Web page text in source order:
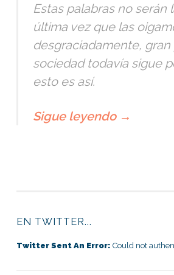
Estas palabras no serán
última vez que las
desgraciadamente,
sociedad todavía sigue
esto es así.
Sigue leyendo →
EN TWITTER...
Twitter Sent An Error: Could not